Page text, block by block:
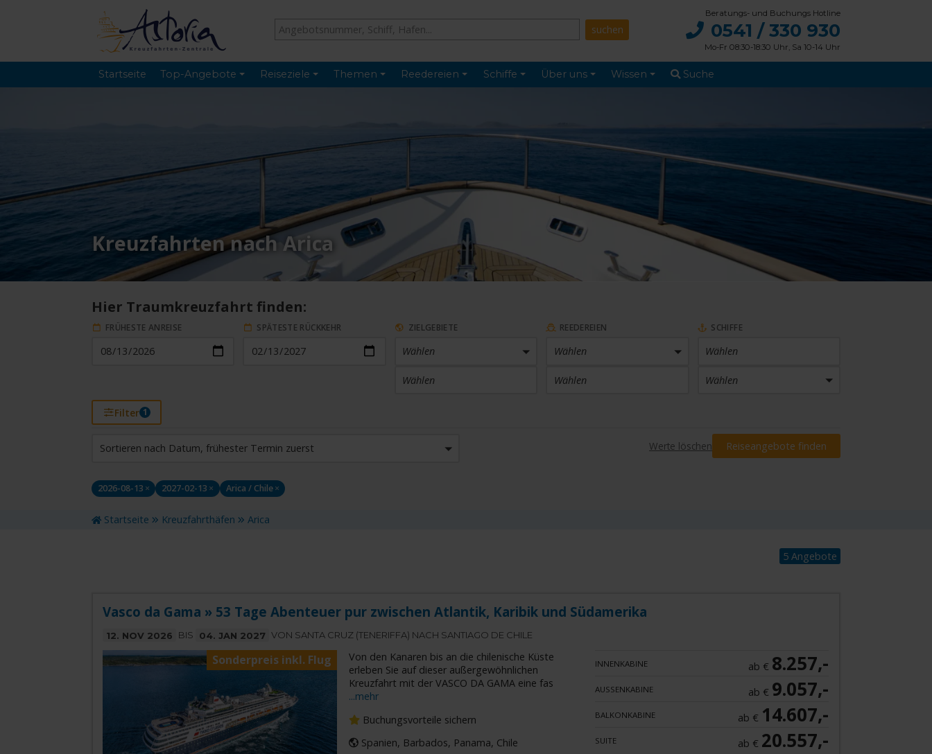
Beratungs- und Buchungs Hotline
0541 / 330 930
Mo-Fr 08:30-18:30 Uhr, Sa 10-14 Uhr
Startseite Top-Angebote Reiseziele Themen Reedereien Schiffe Über uns Wissen Suche
Kreuzfahrten nach Arica
Hier Traumkreuzfahrt finden:
FRÜHESTE ANREISE SPÄTESTE RÜCKKEHR ZIELGEBIETE
Wählen
Wählen
REEDEREIEN
Wählen
Wählen
SCHIFFE
Wählen
Wählen
Filter 1
HAFEN (VIA) STARTHAFEN PREIS
REISEDAUER
Reisedauer eingrenzen
Sortieren nach Datum, frühester Termin zuerst Werte löschen Reiseangebote finden
2026-08-13 × 2027-02-13 × Arica / Chile×
Startseite Kreuzfahrthäfen Arica
5 Angebote
Vasco da Gama » 53 Tage Abenteuer pur zwischen Atlantik, Karibik und Südamerika
12. NOV 2026 BIS 04. JAN 2027 VON SANTA CRUZ (TENERIFFA) NACH SANTIAGO DE CHILE
Sonderpreis inkl. Flug
Von den Kanaren bis an die chilenische Küste
erleben Sie auf dieser außergewöhnlichen
Kreuzfahrt mit der VASCO DA GAMA eine fas
...mehr
Buchungsvorteile sichern
Spanien, Barbados, Panama, Chile
INNENKABINE ab € 8.257,-
AUSSENKABINE ab € 9.057,-
BALKONKABINE ab € 14.607,-
SUITE ab € 20.557,-